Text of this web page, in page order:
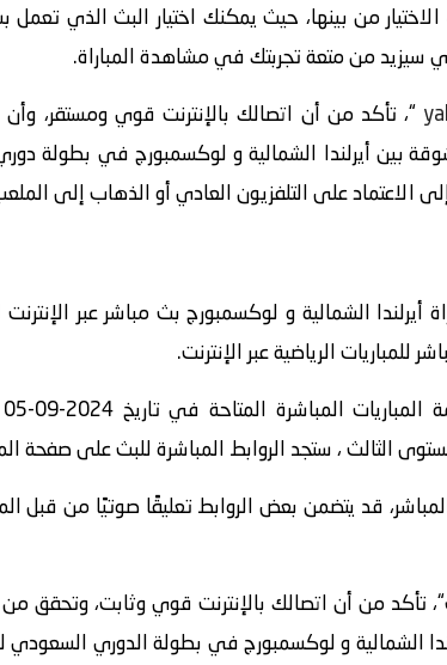
من بينها، حيث يمكنك اختيار البث الذي
سيزيد من متعة تجربتك في مشاهدة المباراة.
“، تأكد من أن اتصالك بالإنترنت قوي ومستقر،
بين أيرلندا الشمالية و لوكسمبورج في بطولة
الشمالية و لوكسمبورج بث مباشر عبر الإنترنت
الرياضية عبر الإنترنت.
الثالث ، ستجد الروابط المباشرة للبث على صفحة
قد يتضمن بعض الروابط تعليقًا صوتيًا من
تأكد من أن اتصالك بالإنترنت قوي وثابت،